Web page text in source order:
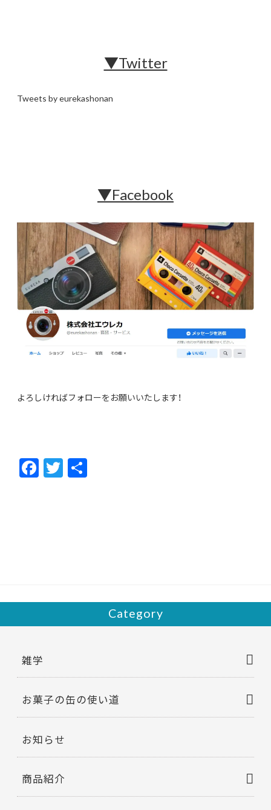
▼Twitter
Tweets by eurekashonan
▼Facebook
よろしければフォローをお願いいたします！
F
ac
T
w
Category
雑学
お菓子の缶の使い道
お知らせ
商品紹介